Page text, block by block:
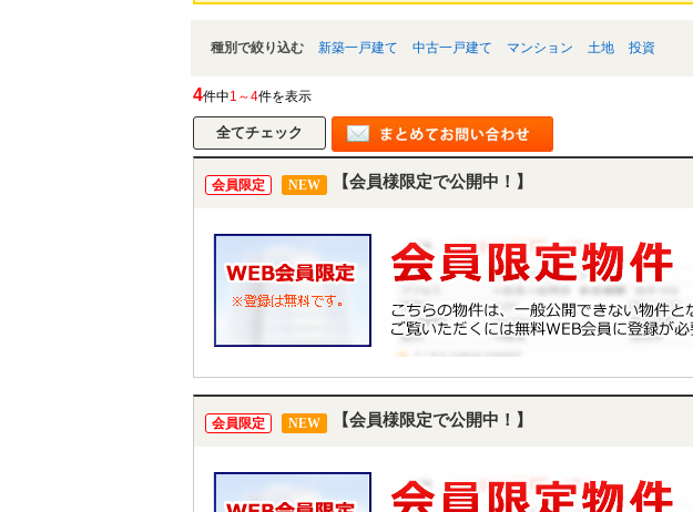
種別で絞り込む 新築一戸建て 中古一戸建て マンション 土地 投資
4件中1～4件を表示
会員限定 NEW 【会員様限定で公開中！】
会員限定 NEW 【会員様限定で公開中！】